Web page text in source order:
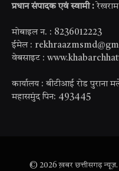
प्रधान संपादक एवं स्वामी :
मोबाइल न. : 8236012223
ईमेल :
वेबसाइट :
कार्यालय : बीटीआई रोड पुराना
महासमुंद पिन: 493445
© 2026 ख़बर छत्तीसगढ़